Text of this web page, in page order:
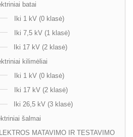
batai
Iki 1 kV (0 klasė)
Iki 7,5 kV (1 klasė)
Iki 17 kV (2 klasė)
kilimėliai
Iki 1 kV (0 klasė)
Iki 17 kV (2 klasė)
Iki 26,5 kV (3 klasė)
šalmai
MATAVIMO IR TESTAVIMO